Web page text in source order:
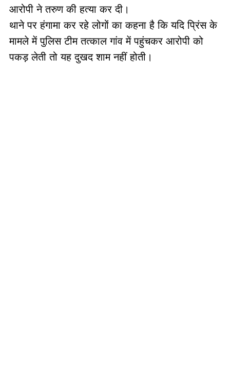
आरोपी ने तरुण की हत्या कर दी।
थाने पर हंगामा कर रहे लोगों का कहना है कि यदि प्रिंस के
मामले में पुलिस टीम तत्काल गांव में पहुंचकर आरोपी को
पकड़ लेती तो यह दुखद शाम नहीं होती।